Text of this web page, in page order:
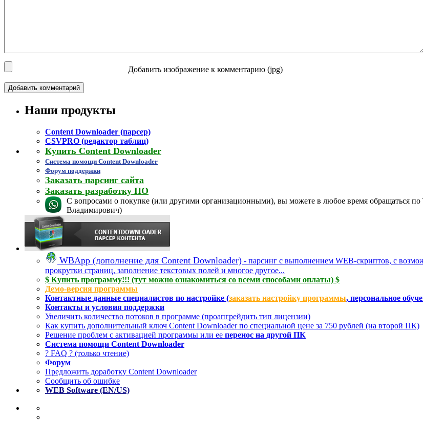
Добавить изображение к комментарию (jpg)
Наши продукты
Content Downloader (парсер)
CSVPRO (редактор таблиц)
Купить Content Downloader
Система помощи Content Downloader
Форум поддержки
Заказать парсинг сайта
Заказать разработку ПО
С вопросами о покупке (или другими организационными), вы можете в любое время обращаться
Владимирович)
WBApp (дополнение для Content Downloader) - парсинг с выполнением WEB-скриптов, с
прокрутки страниц, заполнение текстовых полей и многое другое...
$ Купить программу!!! (тут можно ознакомиться со всеми способами оплаты) $
Демо-версия программы
Контактные данные специалистов по настройке (заказать настройку программы, персональное
Контакты и условия поддержки
Увеличить количество потоков в программе (проапгрейдить тип лицензии)
Как купить дополнительный ключ Content Downloader по специальной цене за 750 рублей (на второй ПК)
Решение проблем с активацией программы или ее перенос на другой ПК
Система помощи Content Downloader
? FAQ ? (только чтение)
Форум
Предложить доработку Content Downloader
Сообщить об ошибке
WEB Software (EN/US)